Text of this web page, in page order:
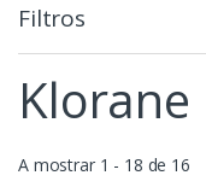
Filtros
Klorane
A mostrar 1 - 18 de 16